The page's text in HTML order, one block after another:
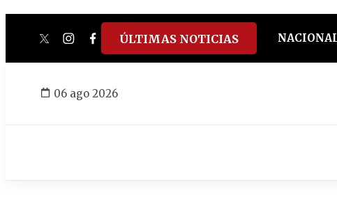
twitterinstagram
facebook
tiktokyoutube
spotify
ÚLTIMAS NOTICIAS
06 ago 2026